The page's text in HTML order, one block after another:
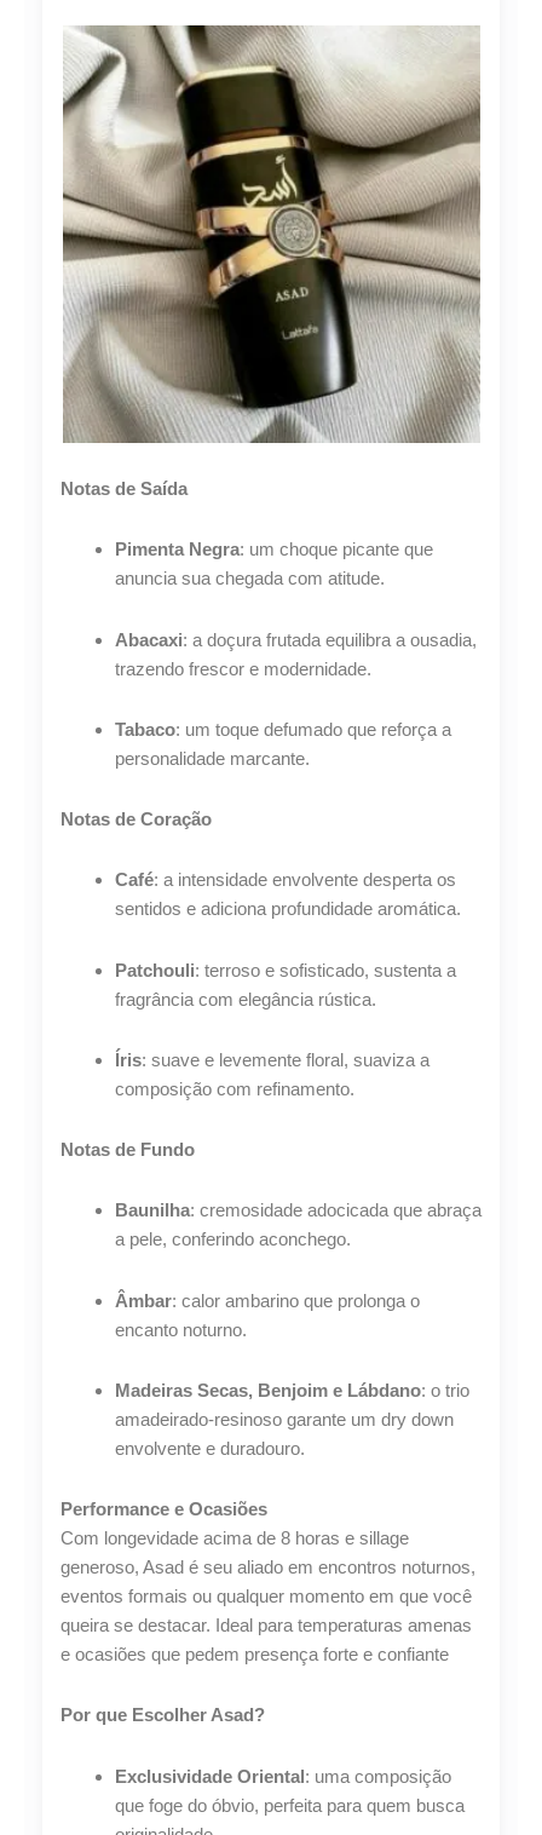
Lucre até 81,19
Revenda por
R$ 270,63
Compre por
R$ 189,44
6x deR$ 31,57 sem juros
Notas de Saída
Pimenta Negra: um choque picante que
anuncia sua chegada com atitude.
Abacaxi: a doçura frutada equilibra a ousadia,
trazendo frescor e modernidade.
Tabaco: um toque defumado que reforça a
personalidade marcante.
Notas de Coração
Café: a intensidade envolvente desperta os
sentidos e adiciona profundidade aromática.
Patchouli: terroso e sofisticado, sustenta a
fragrância com elegância rústica.
Íris: suave e levemente floral, suaviza a
composição com refinamento.
Notas de Fundo
Baunilha: cremosidade adocicada que abraça
a pele, conferindo aconchego.
Âmbar: calor ambarino que prolonga o
encanto noturno.
Madeiras Secas, Benjoim e Lábdano: o trio
amadeirado-resinoso garante um dry down
envolvente e duradouro.
Performance e Ocasiões
Com longevidade acima de 8 horas e sillage
generoso, Asad é seu aliado em encontros noturnos,
eventos formais ou qualquer momento em que você
queira se destacar. Ideal para temperaturas amenas
e ocasiões que pedem presença forte e confiante
Por que Escolher Asad?
Exclusividade Oriental: uma composição
que foge do óbvio, perfeita para quem busca